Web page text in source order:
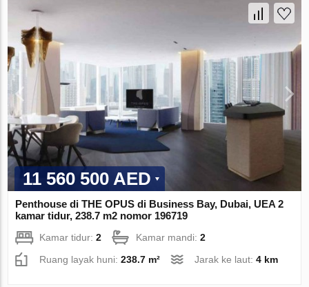
11 560 500 AED
Penthouse di THE OPUS di Business Bay, Dubai, UEA 2
kamar tidur, 238.7 m2 nomor 196719
Kamar tidur:2 Kamar mandi:2
Ruang layak huni:238.7 m² Jarak ke laut:4 km